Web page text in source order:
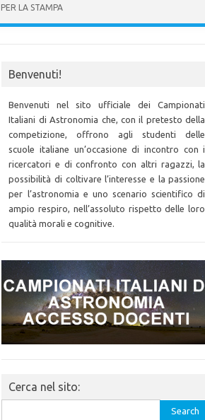
PER LA STAMPA
Benvenuti!
Benvenuti nel sito ufficiale dei Campionati
Italiani di Astronomia che, con il pretesto della
competizione, offrono agli studenti delle
scuole italiane un’occasione di incontro con i
ricercatori e di confronto con altri ragazzi, la
possibilità di coltivare l’interesse e la passione
per l’astronomia e uno scenario scientifico di
ampio respiro, nell’assoluto rispetto delle loro
qualità morali e cognitive.
Cerca nel sito: